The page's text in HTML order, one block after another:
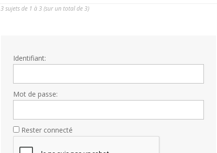
3 sujets de 1 à 3 (sur un total de 3)
Identifiant:
Mot de passe:
Rester connecté